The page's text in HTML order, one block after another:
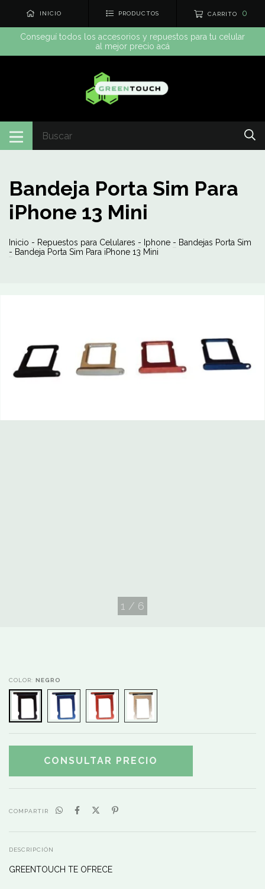
INICIO PRODUCTOS CARRITO 0
Conseguí todos los accesorios y repuestos para tu celular
al mejor precio acá
Bandeja Porta Sim Para
iPhone 13 Mini
Inicio - Repuestos para Celulares - Iphone - Bandejas Porta Sim
- Bandeja Porta Sim Para iPhone 13 Mini
1 / 6
COLOR: NEGRO
COMPARTIR
DESCRIPCIÓN
GREENTOUCH TE OFRECE